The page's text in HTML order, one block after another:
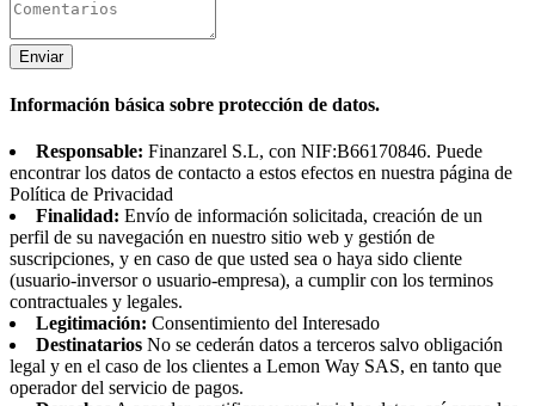
Enviar
Información básica sobre protección de datos.
Responsable: Finanzarel S.L, con NIF:B66170846. Puede
encontrar los datos de contacto a estos efectos en nuestra página de
Política de Privacidad
Finalidad: Envío de información solicitada, creación de un
perfil de su navegación en nuestro sitio web y gestión de
suscripciones, y en caso de que usted sea o haya sido cliente
(usuario-inversor o usuario-empresa), a cumplir con los terminos
contractuales y legales.
Legitimación: Consentimiento del Interesado
Destinatarios No se cederán datos a terceros salvo obligación
legal y en el caso de los clientes a Lemon Way SAS, en tanto que
operador del servicio de pagos.